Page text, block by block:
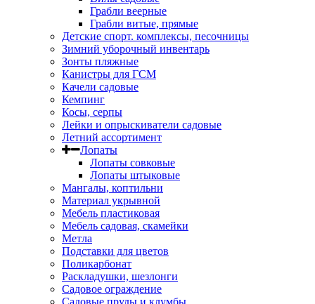
Грабли веерные
Грабли витые, прямые
Детские спорт. комплексы, песочницы
Зимний уборочный инвентарь
Зонты пляжные
Канистры для ГСМ
Качели садовые
Кемпинг
Косы, серпы
Лейки и опрыскиватели садовые
Летний ассортимент
Лопаты
Лопаты совковые
Лопаты штыковые
Мангалы, коптильни
Материал укрывной
Мебель пластиковая
Мебель садовая, скамейки
Метла
Подставки для цветов
Поликарбонат
Раскладушки, шезлонги
Садовое ограждение
Садовые пруды и клумбы